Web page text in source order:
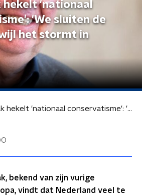
hekelt 'nationaal
'We sluiten de
het stormt in
Geert Mak hekelt 'nationaal conservatisme': 'We sluiten de luiken, terwijl het stormt in Europa'
bekend van zijn vurige
vindt dat Nederland veel te